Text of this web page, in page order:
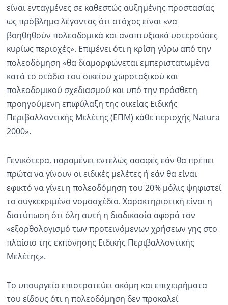
είναι ενταγμένες σε καθεστώς αυξημένης προστασίας
ως πρόβλημα λέγοντας ότι στόχος είναι «να
βοηθηθούν πολεοδομικά και αναπτυξιακά υστερούσες
κυρίως περιοχές». Επιμένει ότι η κρίση γύρω από την
πολεοδόμηση «θα διαμορφώνεται εμπεριστατωμένα
κατά το στάδιο του οικείου χωροταξικού και
πολεοδομικού σχεδιασμού και υπό την πρόσθετη
προηγούμενη επιφύλαξη της οικείας Ειδικής
Περιβαλλοντικής Μελέτης (ΕΠΜ) κάθε περιοχής Natura
2000».
Γενικότερα, παραμένει εντελώς ασαφές εάν θα πρέπει
πρώτα να γίνουν οι ειδικές μελέτες ή εάν θα είναι
εφικτό να γίνει η πολεοδόμηση του 20% μόλις ψηφιστεί
το συγκεκριμένο νομοσχέδιο. Χαρακτηριστική είναι η
διατύπωση ότι όλη αυτή η διαδικασία αφορά τον
«εξορθολογισμό των προτεινόμενων χρήσεων γης στο
πλαίσιο της εκπόνησης Ειδικής Περιβαλλοντικής
Μελέτης».
Το υπουργείο επιστρατεύει ακόμη και επιχειρήματα
του είδους ότι η πολεοδόμηση δεν προκαλεί